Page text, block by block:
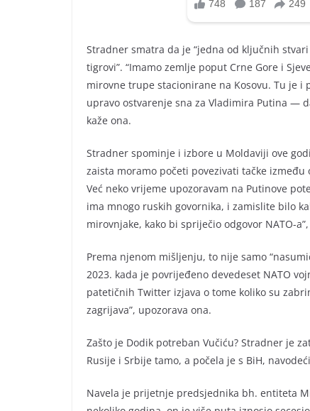
Stradner smatra da je “jedna od ključnih
tigrovi”. “Imamo zemlje poput Crne Gore i
mirovne trupe stacionirane na Kosovu. Tu je i
upravo ostvarenje sna za Vladimira Putina —
kaže ona.
Stradner spominje i izbore u Moldaviji ove
zaista moramo početi povezivati tačke
Već neko vrijeme upozoravam na Putinove
ima mnogo ruskih govornika, i zamislite bilo
mirovnjake, kako bi spriječio odgovor NATO-
Prema njenom mišljenju, to nije samo
2023. kada je povrijeđeno devedeset NATO
patetičnih Twitter izjava o tome koliko su
zagrijava”, upozorava ona.
Zašto je Dodik potreban Vučiću? Stradner je
Rusije i Srbije tamo, a počela je s BiH,
Navela je prijetnje predsjednika bh. entiteta